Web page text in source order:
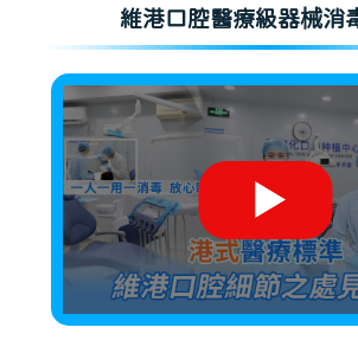
維港口腔醫療級器械消